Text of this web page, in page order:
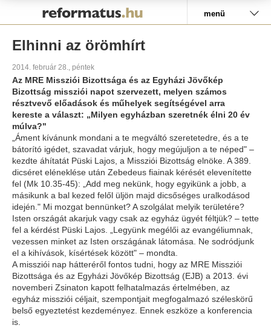
menü
Elhinni az örömhírt
2014. február 28., péntek
Az MRE Missziói Bizottsága és az Egyházi Jövőkép
Bizottság missziói napot szervezett, melyen számos
résztvevő előadások és műhelyek segítségével arra
kereste a választ: „Milyen egyházban szeretnék élni 20 év
múlva?"
„Áment kívánunk mondani a te megváltó szeretetedre, és a te
bátorító igédet, szavadat várjuk, hogy megújuljon a te néped" –
kezdte áhítatát Püski Lajos, a Missziói Bizottság elnöke. A 389.
dicséret eléneklése után Zebedeus fiainak kérését elevenítette
fel (Mk 10.35-45): „Add meg nekünk, hogy egyikünk a jobb, a
másikunk a bal kezed felől üljön majd dicsőséges uralkodásod
idején." Mi mozgat bennünket? A szolgálat melyik területére?
Isten országát akarjuk vagy csak az egyház ügyét féltjük? – tette
fel a kérdést Püski Lajos. „Legyünk megélői az evangéliumnak,
vezessen minket az Isten országának látomása. Ne sodródjunk
el a kihívások, kísértések között" – mondta.
A missziói nap hátteréről fontos tudni, hogy az MRE Missziói
Bizottsága és az Egyházi Jövőkép Bizottság (EJB) a 2013. évi
novemberi Zsinaton kapott felhatalmazás értelmében, az
egyház missziói céljait, szempontjait megfogalmazó széleskörű
belső egyeztetést kezdeményez. Ennek eszköze a konferencia
is.